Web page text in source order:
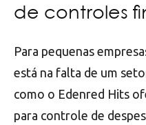
de controles
Para pequenas
está na falta de um
como o Edenred Hits
para controle de